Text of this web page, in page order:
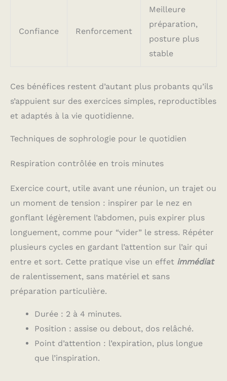
Confiance Renforcement
Meilleure
préparation,
posture plus
stable
Ces bénéfices restent d’autant plus probants qu’ils
s’appuient sur des exercices simples, reproductibles
et adaptés à la vie quotidienne.
Techniques de sophrologie pour le quotidien
Respiration contrôlée en trois minutes
Exercice court, utile avant une réunion, un trajet ou
un moment de tension : inspirer par le nez en
gonflant légèrement l’abdomen, puis expirer plus
longuement, comme pour “vider” le stress. Répéter
plusieurs cycles en gardant l’attention sur l’air qui
entre et sort. Cette pratique vise un effet immédiat
de ralentissement, sans matériel et sans
préparation particulière.
Durée : 2 à 4 minutes.
Position : assise ou debout, dos relâché.
Point d’attention : l’expiration, plus longue
que l’inspiration.